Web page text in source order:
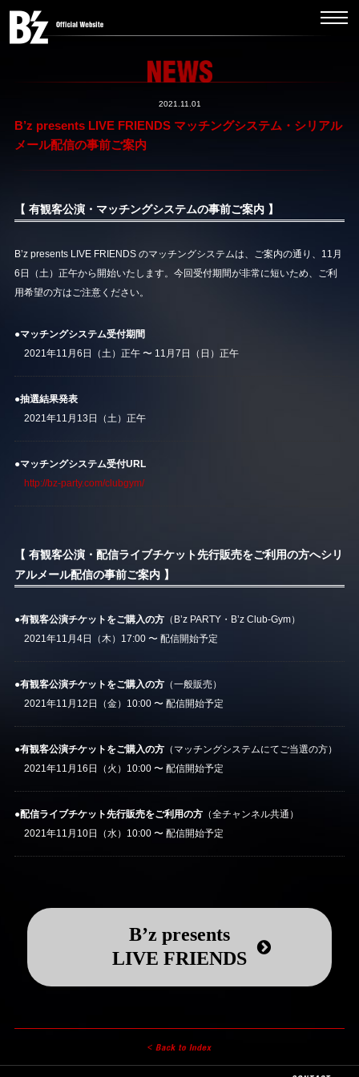
2021.11.01
B’z presents LIVE FRIENDS マッチングシステム・シリアル
メール配信の事前ご案内
【 有観客公演・マッチングシステムの事前ご案内 】
B’z presents LIVE FRIENDS のマッチングシステムは、ご案内の通り、11月
6日（土）正午から開始いたします。今回受付期間が非常に短いため、ご利
用希望の方はご注意ください。
●マッチングシステム受付期間
2021年11月6日（土）正午 〜 11月7日（日）正午
●抽選結果発表
2021年11月13日（土）正午
●マッチングシステム受付URL
http://bz-party.com/clubgym/
【 有観客公演・配信ライブチケット先行販売をご利用の方へシリ
アルメール配信の事前ご案内 】
●有観客公演チケットをご購入の方（B’z PARTY・B’z Club-Gym）
2021年11月4日（木）17:00 〜 配信開始予定
●有観客公演チケットをご購入の方（一般販売）
2021年11月12日（金）10:00 〜 配信開始予定
●有観客公演チケットをご購入の方（マッチングシステムにてご当選の方）
2021年11月16日（火）10:00 〜 配信開始予定
●配信ライブチケット先行販売をご利用の方（全チャンネル共通）
2021年11月10日（水）10:00 〜 配信開始予定
B’z presents
LIVE FRIENDS